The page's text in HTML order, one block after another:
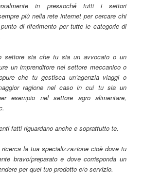
in pressoché tutti i settori
più nella rete internet per cercare chi
di riferimento per tutte le categorie di
settore sia che tu sia un avvocato o un
un imprenditore nel settore meccanico o
che tu gestisca un’agenzia viaggi o
ragione nel caso in cui tu sia un
esempio nel settore agro alimentare,
fatti riguardano anche e soprattutto te.
la tua specializzazione cioè dove tu
bravo/preparato e dove corrisponda un
per quel tuo prodotto e/o servizio.